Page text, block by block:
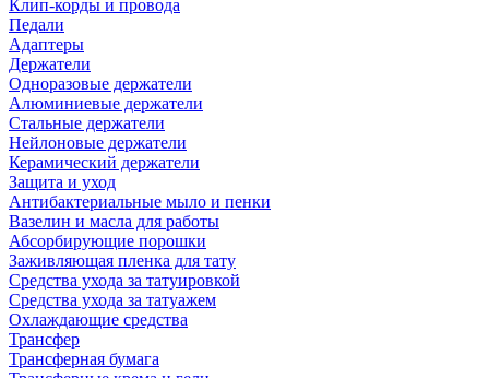
Клип-корды и провода
Педали
Адаптеры
Держатели
Одноразовые держатели
Алюминиевые держатели
Стальные держатели
Нейлоновые держатели
Керамический держатели
Защита и уход
Антибактериальные мыло и пенки
Вазелин и масла для работы
Абсорбирующие порошки
Заживляющая пленка для тату
Средства ухода за татуировкой
Средства ухода за татуажем
Охлаждающие средства
Трансфер
Трансферная бумага